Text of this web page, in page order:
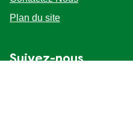
Contactez Nous